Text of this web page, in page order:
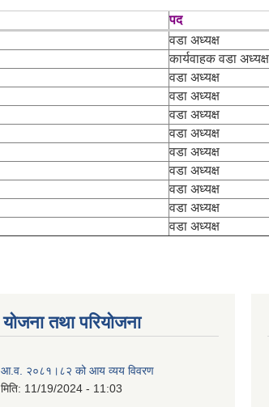
पद
वडा अध्यक्ष
कार्यवाहक वडा अध्यक्ष
वडा अध्यक्ष
वडा अध्यक्ष
वडा अध्यक्ष
वडा अध्यक्ष
वडा अध्यक्ष
वडा अध्यक्ष
वडा अध्यक्ष
वडा अध्यक्ष
वडा अध्यक्ष
योजना तथा परियोजना
आ.व. २०८१।८२ को आय व्यय विवरण
मिति: 11/19/2024 - 11:03